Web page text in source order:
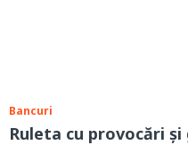
Bancuri
Ruleta cu provocări